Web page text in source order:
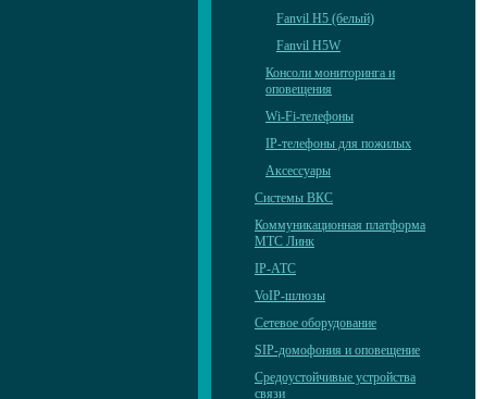
Fanvil H5 (белый)
Fanvil H5W
Консоли мониторинга и
оповещения
Wi-Fi-телефоны
IP-телефоны для пожилых
Аксессуары
Системы ВКС
Коммуникационная платформа
МТС Линк
IP-АТС
VoIP-шлюзы
Сетевое оборудование
SIP-домофония и оповещение
Средоустойчивые устройства
связи